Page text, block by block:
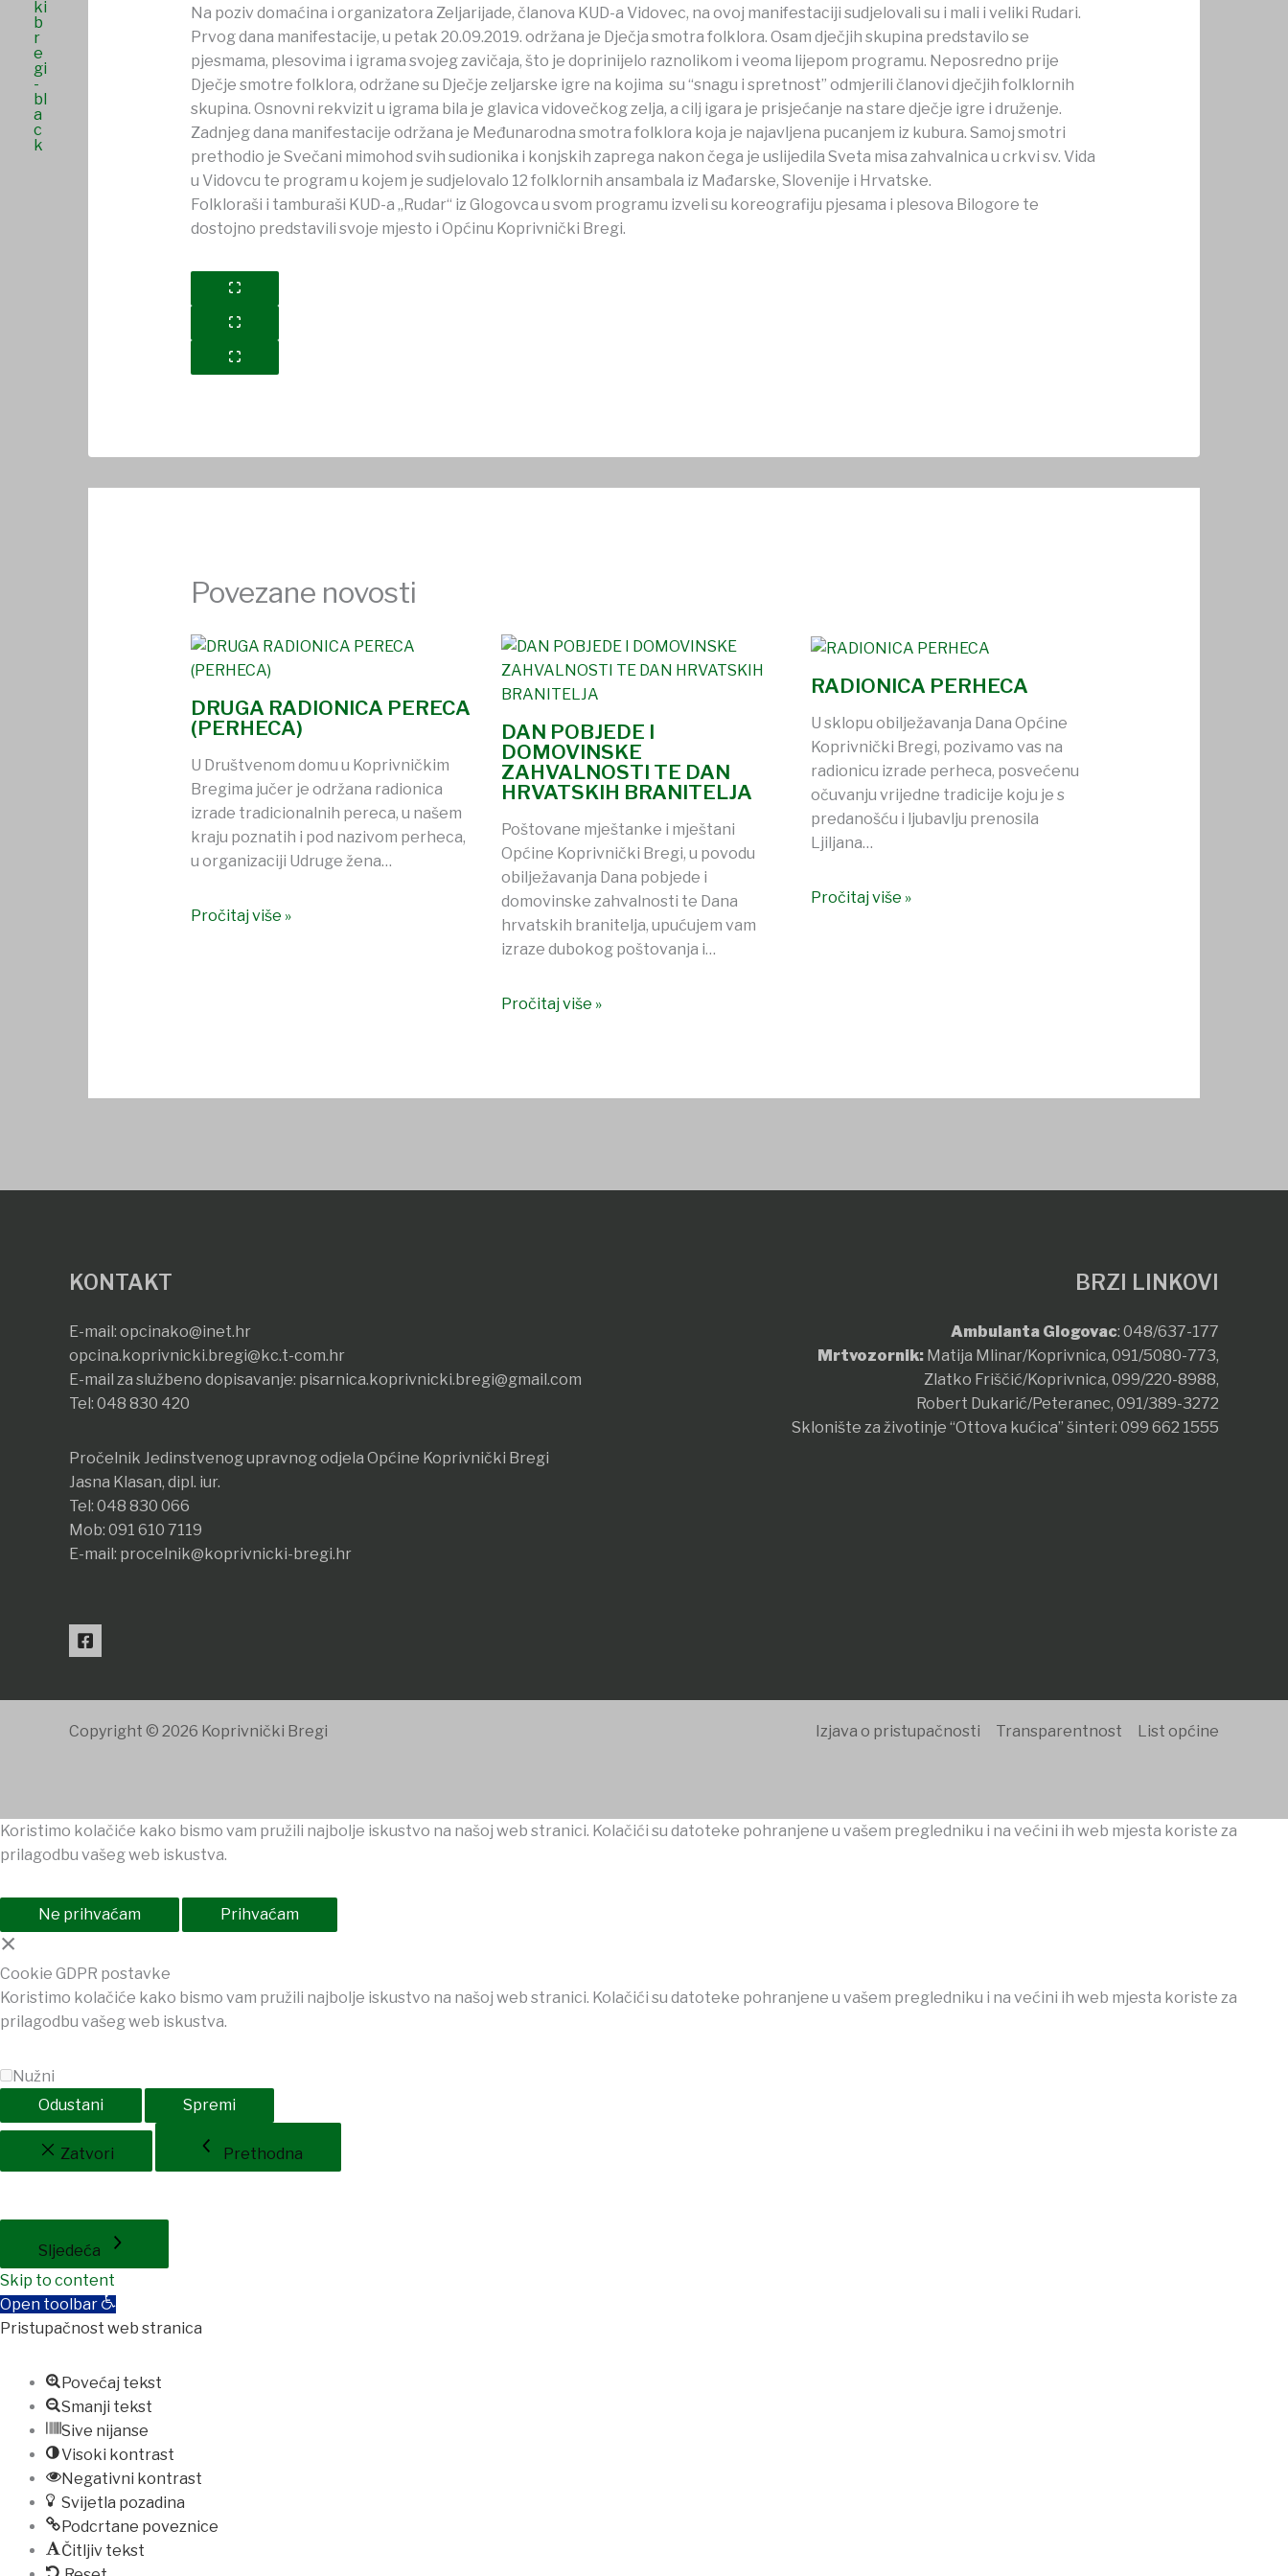
Na poziv domaćina i organizatora Zeljarijade, članova KUD-a Vidovec, na ovoj manifestaciji sudjelovali su i mali i veliki Rudari.
Prvog dana manifestacije, u petak 20.09.2019. održana je Dječja smotra folklora. Osam dječjih skupina predstavilo se
pjesmama, plesovima i igrama svojeg zavičaja, što je doprinijelo raznolikom i veoma lijepom programu. Neposredno prije
Dječje smotre folklora, održane su Dječje zeljarske igre na kojima su “snagu i spretnost” odmjerili članovi dječjih folklornih
skupina. Osnovni rekvizit u igrama bila je glavica vidovečkog zelja, a cilj igara je prisjećanje na stare dječje igre i druženje.
Zadnjeg dana manifestacije održana je Međunarodna smotra folklora koja je najavljena pucanjem iz kubura. Samoj smotri
prethodio je Svečani mimohod svih sudionika i konjskih zaprega nakon čega je uslijedila Sveta misa zahvalnica u crkvi sv. Vida
u Vidovcu te program u kojem je sudjelovalo 12 folklornih ansambala iz Mađarske, Slovenije i Hrvatske.
Folkloraši i tamburaši KUD-a „Rudar“ iz Glogovca u svom programu izveli su koreografiju pjesama i plesova Bilogore te
dostojno predstavili svoje mjesto i Općinu Koprivnički Bregi.
Povezane novosti
DRUGA RADIONICA PERECA
(PERHECA)
U Društvenom domu u Koprivničkim
Bregima jučer je održana radionica
izrade tradicionalnih pereca, u našem
kraju poznatih i pod nazivom perheca,
u organizaciji Udruge žena…
Pročitaj više »
DAN POBJEDE I
DOMOVINSKE
ZAHVALNOSTI TE DAN
HRVATSKIH BRANITELJA
Poštovane mještanke i mještani
Općine Koprivnički Bregi, u povodu
obilježavanja Dana pobjede i
domovinske zahvalnosti te Dana
hrvatskih branitelja, upućujem vam
izraze dubokog poštovanja i…
Pročitaj više »
RADIONICA PERHECA
U sklopu obilježavanja Dana Općine
Koprivnički Bregi, pozivamo vas na
radionicu izrade perheca, posvećenu
očuvanju vrijedne tradicije koju je s
predanošću i ljubavlju prenosila
Ljiljana…
Pročitaj više »
KONTAKT
E-mail: opcinako@inet.hr
opcina.koprivnicki.bregi@kc.t-com.hr
E-mail za službeno dopisavanje: pisarnica.koprivnicki.bregi@gmail.com
Tel: 048 830 420
Pročelnik Jedinstvenog upravnog odjela Općine Koprivnički Bregi
Jasna Klasan, dipl. iur.
Tel: 048 830 066
Mob: 091 610 7119
E-mail: procelnik@koprivnicki-bregi.hr
BRZI LINKOVI
Ambulanta Glogovac: 048/637-177
Mrtvozornik: Matija Mlinar/Koprivnica, 091/5080-773,
Zlatko Friščić/Koprivnica, 099/220-8988,
Robert Dukarić/Peteranec, 091/389-3272
Sklonište za životinje “Ottova kućica” šinteri: 099 662 1555
Copyright © 2026 Koprivnički Bregi Izjava o pristupačnosti Transparentnost List općine
Koristimo kolačiće kako bismo vam pružili najbolje iskustvo na našoj web stranici. Kolačići su datoteke pohranjene u vašem pregledniku i na većini ih web mjesta koriste za
prilagodbu vašeg web iskustva.
Ne prihvaćam Prihvaćam
×
Cookie GDPR postavke
Koristimo kolačiće kako bismo vam pružili najbolje iskustvo na našoj web stranici. Kolačići su datoteke pohranjene u vašem pregledniku i na većini ih web mjesta koriste za
prilagodbu vašeg web iskustva.
Nužni
Odustani
Spremi
holiganbetHoliganbet
Zatvori
Prethodna
Sljedeća
Skip to content
Open toolbar
Pristupačnost web stranica
Povećaj tekst
Smanji tekst
Sive nijanse
Visoki kontrast
Negativni kontrast
Svijetla pozadina
Podcrtane poveznice
Čitljiv tekst